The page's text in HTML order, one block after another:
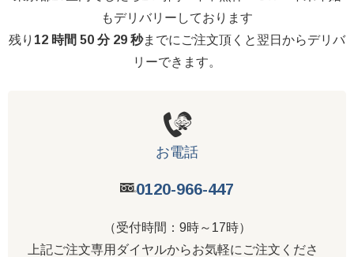
もデリバリーしております
残り 12 時間 50 分 29 秒までにご注文頂くと翌日からデリバ
リーできます。
お電話
0120-966-447
（受付時間：9時～17時）
上記ご注文専用ダイヤルからお気軽にご注文くださ